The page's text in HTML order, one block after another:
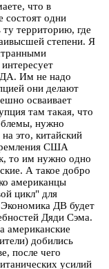
что в
состоят одни
ту территорию, где
степени. Я
Им не надо
они делают
осваивает
там такая, что
нужно
это, китайский
США
то им нужно одно
А такое добро
американцы
цикл" для
Экономика ДВ будет
Дяди Сэма.
американские
добились
после чего
усилий